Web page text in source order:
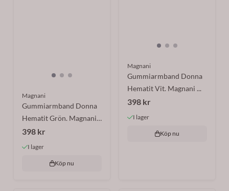
Magnani
Gummiarmband Donna
Hematit Grön. Magnani
...
398 kr
I lager
Köp nu
Magnani
Gummiarmband Donna
Hematit Vit. Magnani ...
398 kr
I lager
Köp nu